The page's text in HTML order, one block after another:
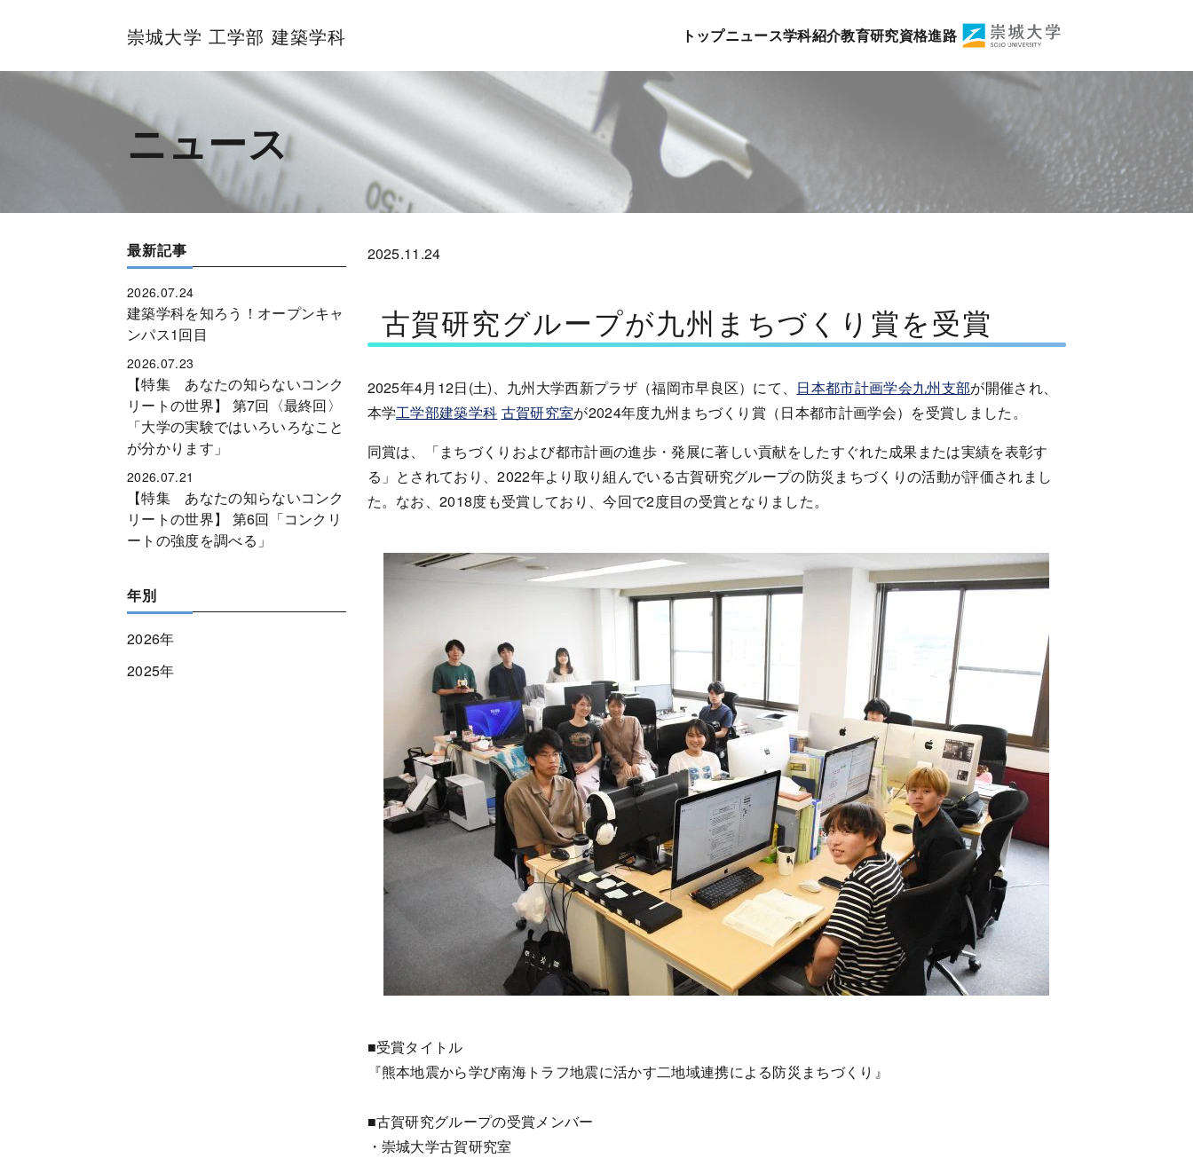
崇城大学 工学部 建築学科 トップニュース学科紹介教育研究資格進路
崇城大学 工学部 建築学科 トップニュース学科紹介教育研究資格進路
ニュース
2025.11.24
古賀研究グループが九州まちづくり賞を受賞
2025年4月 12日(土)、九州大学西新プラザ（福岡市早良区）にて、 日本都市計画学会九州支部が開催され、
本学工学部建築学科 古賀研究室が2024年度九州まちづくり賞（日本都市計画学会）を受賞しました。
同賞は、「まちづくりおよび都市計画の進歩・発展に著しい貢献をしたすぐれた成果または実績を表彰す
る」とされており、2022年より取り組んでいる古賀研究グループの防災まちづくりの活動が評価されまし
た。なお、2018度も受賞しており、今回で2度目の受賞となりました。
■受賞タイトル
『熊本地震から学び南海トラフ地震に活かす二地域連携による防災まちづくり』
■古賀研究グループの受賞メンバー
・崇城大学古賀研究室
最新記事
2026.07.24
建築学科を知ろう！オープンキャ
ンパス1回目
2026.07.23
【特集 あなたの知らないコンク
リートの世界】 第7回〈最終回〉
「大学の実験ではいろいろなこと
が分かります」
2026.07.21
【特集 あなたの知らないコンク
リートの世界】 第6回「コンクリ
ートの強度を調べる」
年別
2026年
2025年